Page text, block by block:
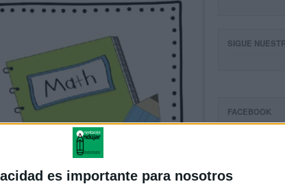
es importante para nosotros
SIGUE
FACEBOOK